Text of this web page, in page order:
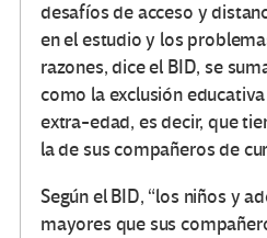
desafíos de acceso y
en el estudio y los
razones, dice el BID, se
como la exclusión
extra-edad, es decir, que
la de sus compañeros de
Según el BID, “los niños y
mayores que sus